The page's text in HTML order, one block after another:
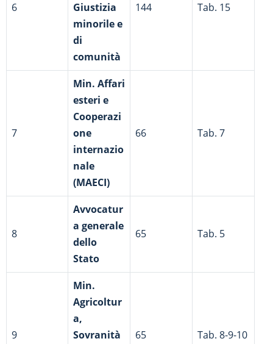
6
Giustizia
minorile e
di
comunità
144 Tab. 15
7
Min. Affari
esteri e
Cooperazi
one
internazio
nale
(MAECI)
66 Tab. 7
8
Avvocatur
a generale
dello
Stato
65 Tab. 5
9
Min.
Agricoltur
a,
Sovranità
65 Tab. 8-9-10